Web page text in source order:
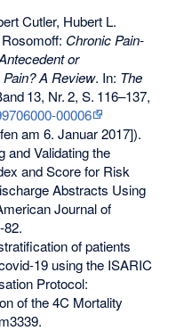
Cutler, Hubert L.
Chronic Pain-
or
A Review. In: The
13, Nr.2,S. 116–137,
00006
am 6. Januar 2017]).
and Validating the
and Score for Risk
Abstracts Using
Journal of
82.
of patients
19 using the ISARIC
Protocol:
of the 4C Mortality